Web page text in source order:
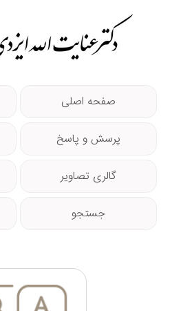
صفحه اصلی
پرسش و پاسخ
گالری تصاویر
جستجو